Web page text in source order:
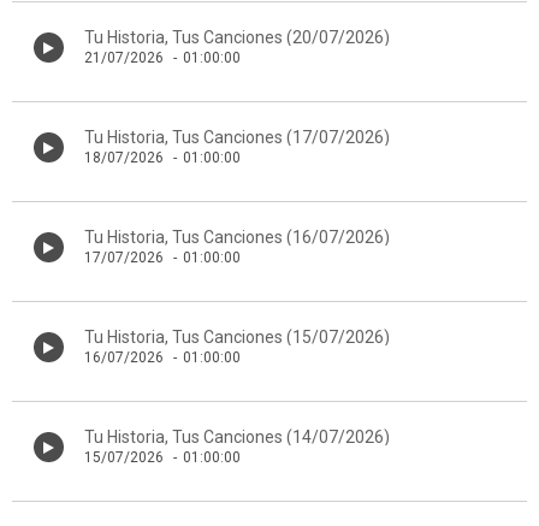
Tu Historia, Tus Canciones (20/07/2026)
21/07/2026 - 01:00:00
Tu Historia, Tus Canciones (17/07/2026)
18/07/2026 - 01:00:00
Tu Historia, Tus Canciones (16/07/2026)
17/07/2026 - 01:00:00
Tu Historia, Tus Canciones (15/07/2026)
16/07/2026 - 01:00:00
Tu Historia, Tus Canciones (14/07/2026)
15/07/2026 - 01:00:00